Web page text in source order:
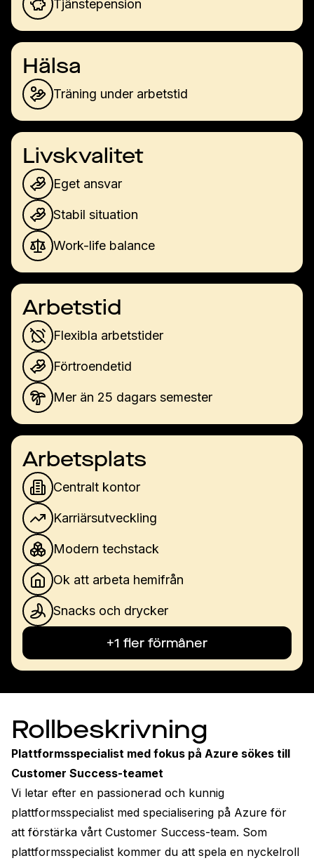
Tjänstepension
Hälsa
Träning under arbetstid
Livskvalitet
Eget ansvar
Stabil situation
Work-life balance
Arbetstid
Flexibla arbetstider
Förtroendetid
Mer än 25 dagars semester
Arbetsplats
Centralt kontor
Karriärsutveckling
Modern techstack
Ok att arbeta hemifrån
Snacks och drycker
+1 fler förmåner
Rollbeskrivning
Plattformsspecialist med fokus på Azure sökes till
Customer Success-teamet
Vi letar efter en passionerad och kunnig
plattformsspecialist med specialisering på Azure för
att förstärka vårt Customer Success-team. Som
plattformsspecialist kommer du att spela en nyckelroll